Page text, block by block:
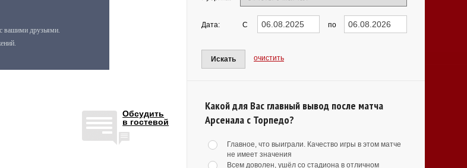
Обсудить
в гостевой
Дата: С по
Искать очистить
Какой для Вас главный вывод после матча
Арсенала с Торпедо?
Главное, что выиграли. Качество игры в этом матче
не имеет значения
Всем доволен, ушёл со стадиона в отличном